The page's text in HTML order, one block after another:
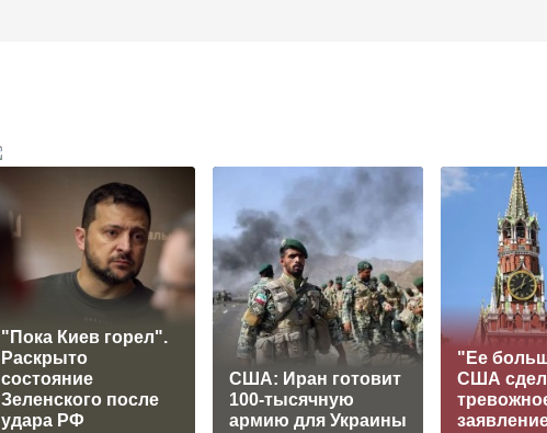
"Пока Киев горел".
Раскрыто
состояние
Зеленского после
удара РФ
США: Иран готовит
100-тысячную
армию для Украины
"Ее
США